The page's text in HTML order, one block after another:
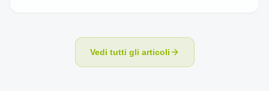
Vedi tutti gli articoli